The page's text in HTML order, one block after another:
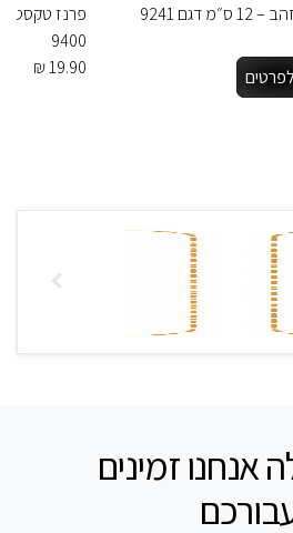
9241
לפרטים
פרנז
9400
19.90 ₪
אנחנו זמינים